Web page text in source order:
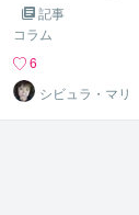
記事
コラム
6
シビュラ・マリ